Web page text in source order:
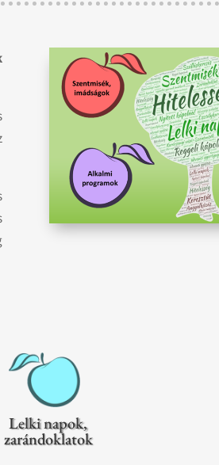
Lelki napok,
zarándoklatok